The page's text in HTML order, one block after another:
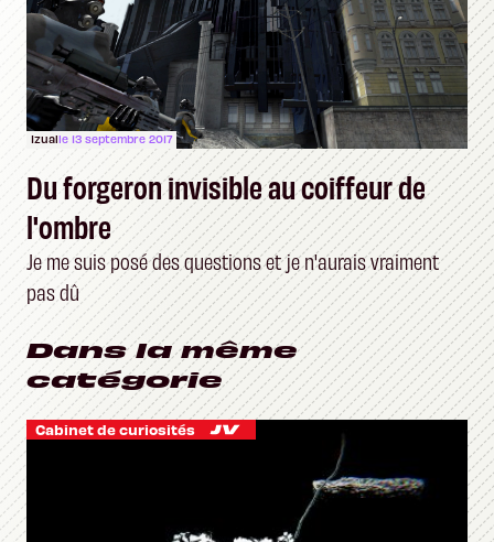
Izualle 13 septembre 2017
Du forgeron invisible au coiffeur de
l'ombre
Je me suis posé des questions et je n'aurais vraiment
pas dû
Dans la même
catégorie
Cabinet de curiosités